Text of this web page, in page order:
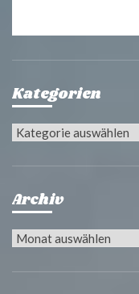
Kategorien
Kategorien
Archiv
Archiv